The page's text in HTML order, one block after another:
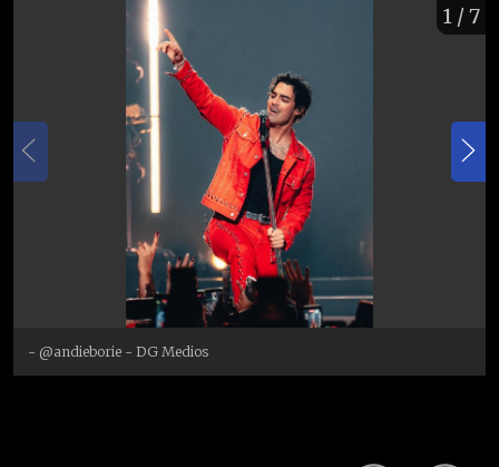
1 / 7
- @andieborie - DG Medios